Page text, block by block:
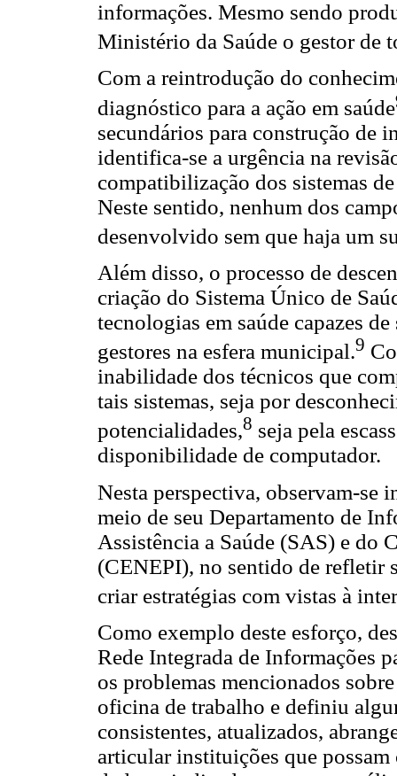
informações. Mesmo sendo
Ministério da Saúde o gestor de
Com a reintrodução do
diagnóstico para a ação em saúde
secundários para construção de
identifica-se a urgência na
compatibilização dos sistemas
Neste sentido, nenhum dos
desenvolvido sem que haja um
Além disso, o processo de
criação do Sistema Único de
tecnologias em saúde capazes
gestores na esfera municipal.9
inabilidade dos técnicos que
tais sistemas, seja por
potencialidades,8 seja pela
disponibilidade de computador.
Nesta perspectiva, observam-se
meio de seu Departamento de
Assistência a Saúde (SAS) e do
(CENEPI), no sentido de refletir
criar estratégias com vistas à
Como exemplo deste esforço,
Rede Integrada de Informações
os problemas mencionados
oficina de trabalho e definiu
consistentes, atualizados,
articular instituições que